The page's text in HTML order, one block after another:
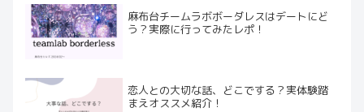
麻布台チームラボボーダレスはデートにど
う？実際に行ってみたレポ！
恋人との大切な話、どこでする？実体験踏
まえオススメ紹介！